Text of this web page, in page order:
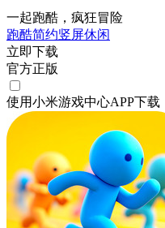
一起跑酷，疯狂冒险
跑酷简约竖屏休闲
立即下载
官方正版
使用小米游戏中心APP下载